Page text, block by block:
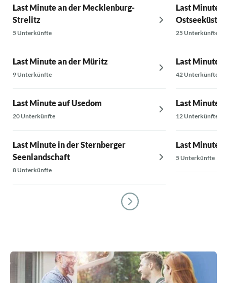
Last Minute an der Mecklenburg-
Strelitz
5 Unterkünfte
Last Minute an der Müritz
9 Unterkünfte
Last Minute auf Usedom
20 Unterkünfte
Last Minute in der Sternberger
Seenlandschaft
8 Unterkünfte
Last Minute
Ostseeküste
25 Unterkünfte
Last Minute
42 Unterkünfte
Last Minute
12 Unterkünfte
Last Minute
5 Unterkünfte